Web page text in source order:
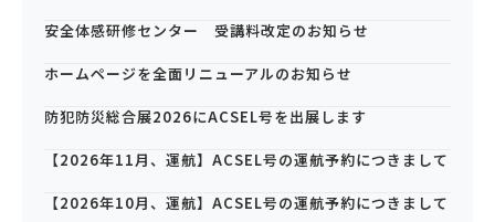
安全体感研修センター 受講料改定のお知らせ
ホームページを全面リニューアルのお知らせ
防犯防災総合展2026にACSEL号を出展します
【2026年11月、運航】ACSEL号の運航予約につきまして
【2026年10月、運航】ACSEL号の運航予約につきまして